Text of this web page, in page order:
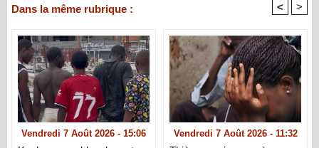
Dans la même rubrique : < >
Vendredi 7 Août 2026 - 15:06 Vendredi 7 Août 2026 - 11:32